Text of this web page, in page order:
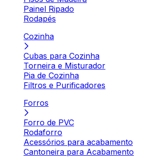
Painel Ripado
Rodapés
Cozinha
Cubas para Cozinha
Torneira e Misturador
Pia de Cozinha
Filtros e Purificadores
Forros
Forro de PVC
Rodaforro
Acessórios para acabamento
Cantoneira para Acabamento